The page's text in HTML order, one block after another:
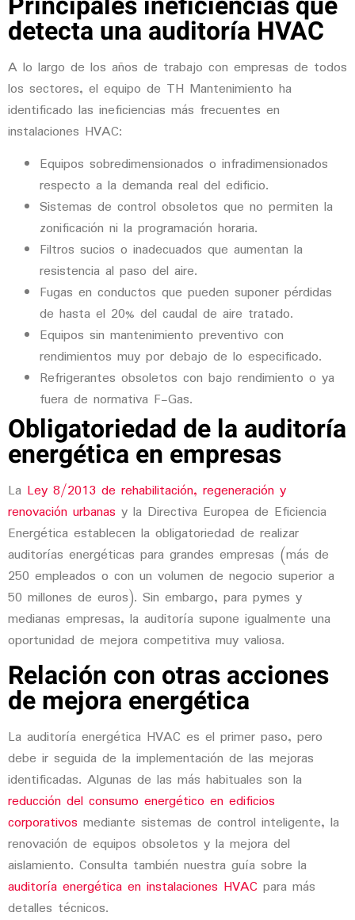
detecta una auditoría HVAC
A lo largo de los años de trabajo con empresas de todos
los sectores, el equipo de TH Mantenimiento ha
identificado las ineficiencias más frecuentes en
instalaciones HVAC:
Equipos sobredimensionados o infradimensionados
respecto a la demanda real del edificio.
Sistemas de control obsoletos que no permiten la
zonificación ni la programación horaria.
Filtros sucios o inadecuados que aumentan la
resistencia al paso del aire.
Fugas en conductos que pueden suponer pérdidas
de hasta el 20% del caudal de aire tratado.
Equipos sin mantenimiento preventivo con
rendimientos muy por debajo de lo especificado.
Refrigerantes obsoletos con bajo rendimiento o ya
fuera de normativa F-Gas.
Obligatoriedad de la auditoría
energética en empresas
La Ley 8/2013 de rehabilitación, regeneración y
renovación urbanas y la Directiva Europea de Eficiencia
Energética establecen la obligatoriedad de realizar
auditorías energéticas para grandes empresas (más de
250 empleados o con un volumen de negocio superior a
50 millones de euros). Sin embargo, para pymes y
medianas empresas, la auditoría supone igualmente una
oportunidad de mejora competitiva muy valiosa.
Relación con otras acciones
de mejora energética
La auditoría energética HVAC es el primer paso, pero
debe ir seguida de la implementación de las mejoras
identificadas. Algunas de las más habituales son la
reducción del consumo energético en edificios
corporativos mediante sistemas de control inteligente, la
renovación de equipos obsoletos y la mejora del
aislamiento. Consulta también nuestra guía sobre la
auditoría energética en instalaciones HVAC para más
detalles técnicos.